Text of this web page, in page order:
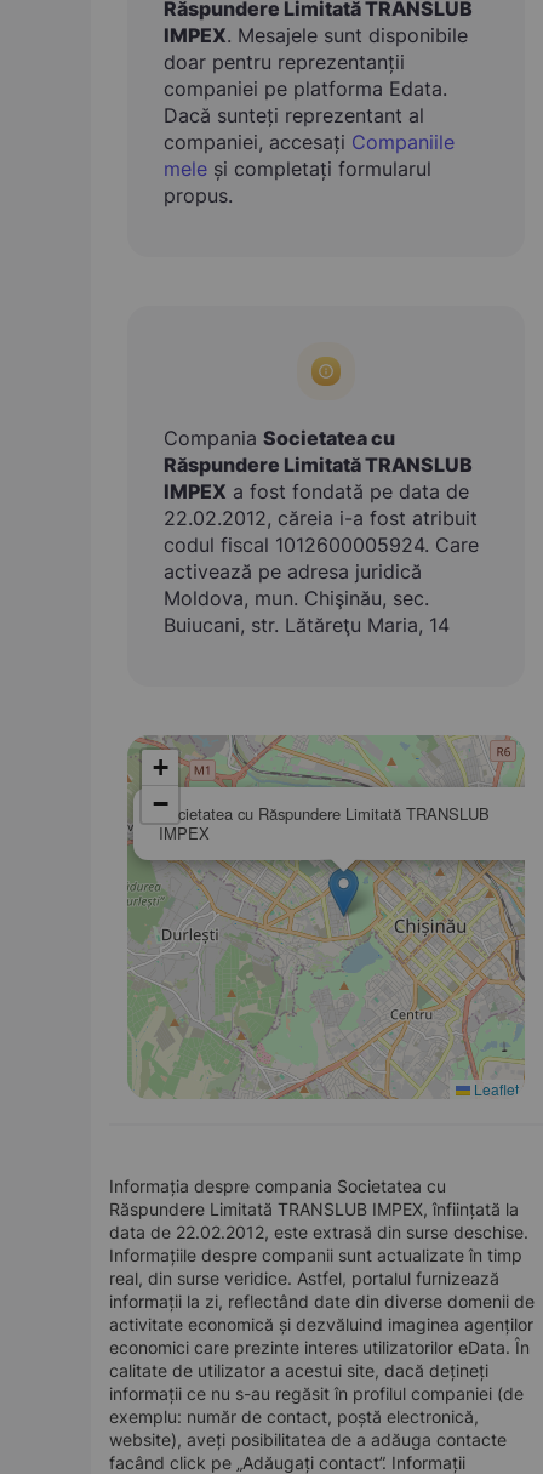
Răspundere Limitată TRANSLUB
IMPEX. Mesajele sunt disponibile
doar pentru reprezentanții
companiei pe platforma Edata.
Dacă sunteți reprezentant al
companiei, accesați Companiile
mele și completați formularul
propus.
Compania Societatea cu
Răspundere Limitată TRANSLUB
IMPEX a fost fondată pe data de
22.02.2012, căreia i-a fost atribuit
codul fiscal 1012600005924. Care
activează pe adresa juridică
Moldova, mun. Chişinău, sec.
Buiucani, str. Lătăreţu Maria, 14
Societatea cu Răspundere Limitată TRANSLUB
IMPEX
+
−
Leaflet
Informația despre compania Societatea cu
Răspundere Limitată TRANSLUB IMPEX, înființată la
data de 22.02.2012, este extrasă din surse deschise.
Informațiile despre companii sunt actualizate în timp
real, din surse veridice. Astfel, portalul furnizează
informații la zi, reflectând date din diverse domenii de
activitate economică și dezvăluind imaginea agenților
economici care prezinte interes utilizatorilor eData. În
calitate de utilizator a acestui site, dacă dețineți
informații ce nu s-au regăsit în profilul companiei (de
exemplu: număr de contact, poștă electronică,
website), aveți posibilitatea de a adăuga contacte
facând click pe „Adăugați contact”. Informații